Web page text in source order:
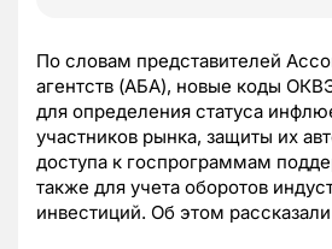
По словам представителей
агентств (АБА), новые коды
для определения статуса
участников рынка, защиты их
доступа к госпрограммам
также для учета оборотов
инвестиций. Об этом